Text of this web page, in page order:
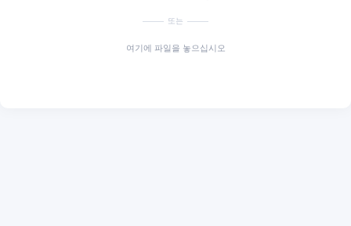
또는
여기에 파일을 놓으십시오